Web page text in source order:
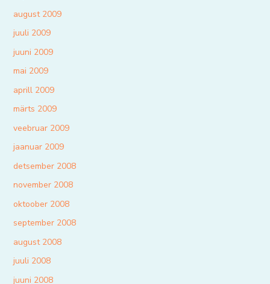
august 2009
juuli 2009
juuni 2009
mai 2009
aprill 2009
märts 2009
veebruar 2009
jaanuar 2009
detsember 2008
november 2008
oktoober 2008
september 2008
august 2008
juuli 2008
juuni 2008